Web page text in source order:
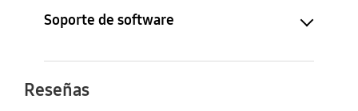
Soporte de software
Reseñas